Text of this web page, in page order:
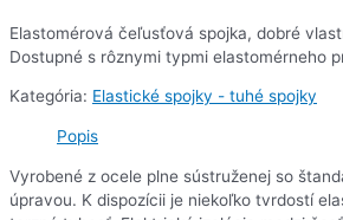
Elastomérová čeľusťová spojka, dobré
Dostupné s rôznymi typmi elastomérneho
Kategória: Elastické spojky - tuhé spojky
Popis
Vyrobené z ocele plne sústruženej so
úpravou. K dispozícii je niekoľko tvrdostí